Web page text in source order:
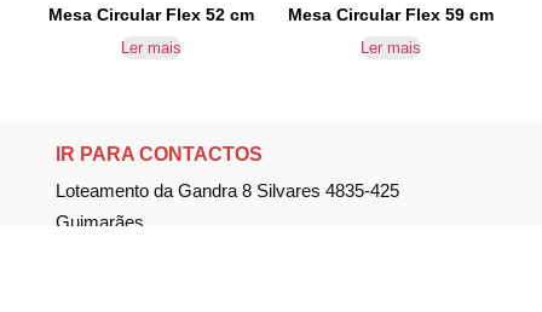
Mesa Circular Flex 52 cm
Ler mais
Mesa Circular Flex 59 cm
Ler mais
IR PARA CONTACTOS
Loteamento da Gandra 8 Silvares 4835-425
Guimarães